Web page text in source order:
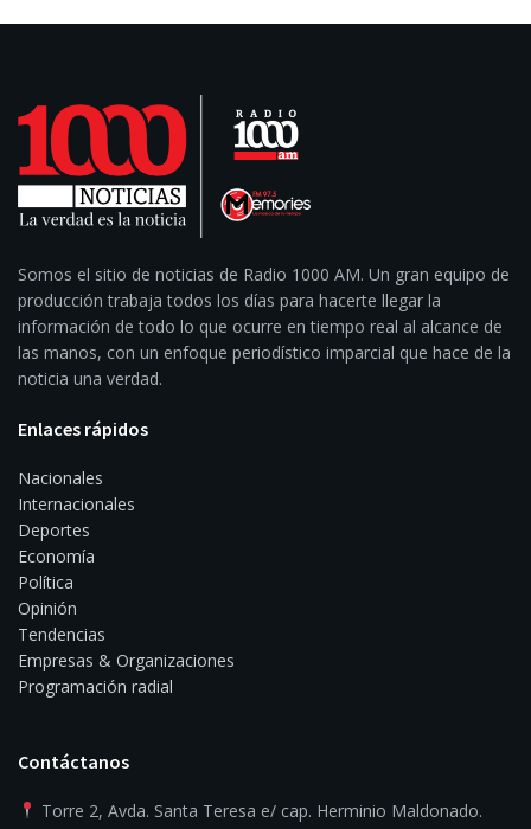
Somos el sitio de noticias de Radio 1000 AM. Un gran equipo de
producción trabaja todos los días para hacerte llegar la
información de todo lo que ocurre en tiempo real al alcance de
las manos, con un enfoque periodístico imparcial que hace de la
noticia una verdad.
Enlaces rápidos
Nacionales
Internacionales
Deportes
Economía
Política
Opinión
Tendencias
Empresas & Organizaciones
Programación radial
Contáctanos
Torre 2, Avda. Santa Teresa e/ cap. Herminio Maldonado.